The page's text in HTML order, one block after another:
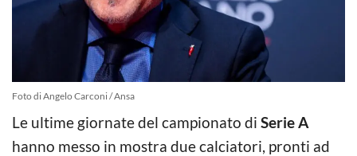
Foto di Angelo Carconi / Ansa
Le ultime giornate del campionato di Serie A
hanno messo in mostra due calciatori, pronti ad